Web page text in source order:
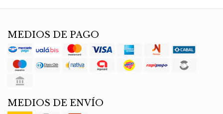
MEDIOS DE PAGO
MEDIOS DE ENVÍO